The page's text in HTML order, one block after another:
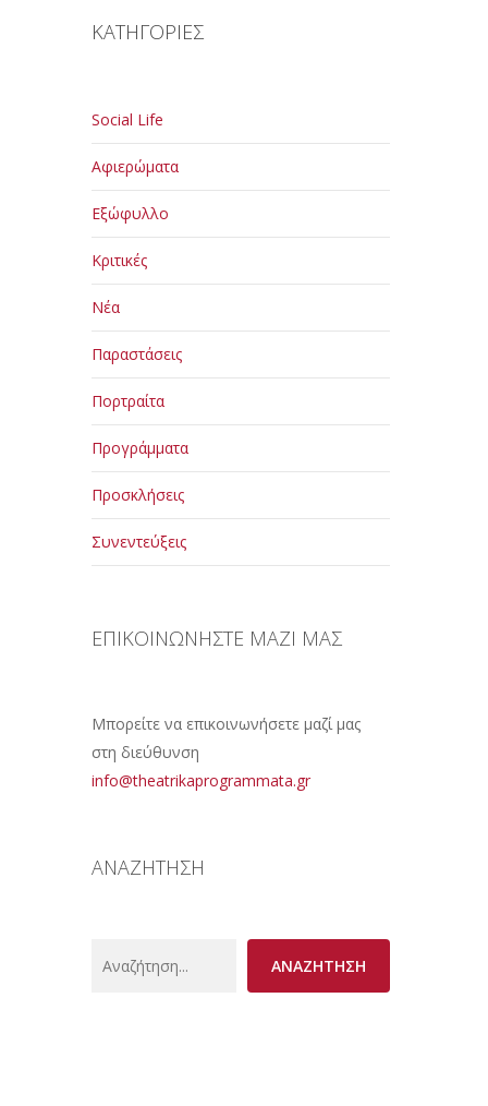
ΚΑΤΗΓΟΡΙΕΣ
Social Life
Αφιερώματα
Εξώφυλλο
Κριτικές
Νέα
Παραστάσεις
Πορτραίτα
Προγράμματα
Προσκλήσεις
Συνεντεύξεις
ΕΠΙΚΟΙΝΩΝΗΣΤΕ ΜΑΖΙ ΜΑΣ
Μπορείτε να επικοινωνήσετε μαζί μας
στη διεύθυνση
info@theatrikaprogrammata.gr
ΑΝΑΖΗΤΗΣΗ
ΑΝΑΖΗΤΗΣΗ